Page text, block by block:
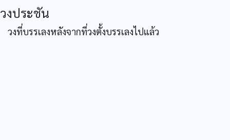
วงประชัน
วงที่บรรเลงหลังจากที่วงตั้งบรรเลงไปแล้ว